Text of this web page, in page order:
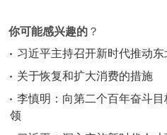
你可能感兴趣的 ？
习近平主持召开新时代推动
关于恢复和扩大消费的措施
李慎明：向第二个百年奋斗
领